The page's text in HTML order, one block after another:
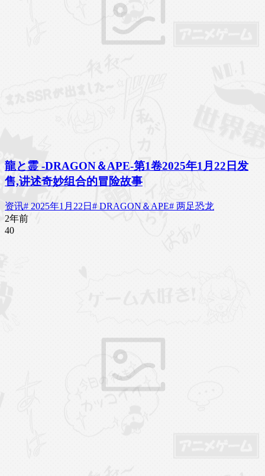
龍と霊 -DRAGON＆APE-第1卷2025年1月22日发
售,讲述奇妙组合的冒险故事
资讯# 2025年1月22日 # DRAGON＆APE# 两足恐龙
2年前
40